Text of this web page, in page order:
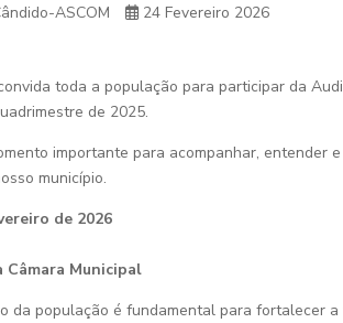
ASCOM 24 Fevereiro 2026
toda a população para participar da
de 2025.
importante para acompanhar, entender
município.
de 2026
Municipal
da população é fundamental para fortalecer